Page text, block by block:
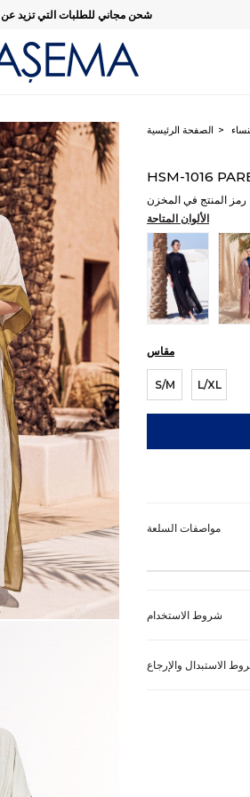
شحن مجاني للطلبات التي تزيد عن 300 دولارًا
الصفحة الرئيسية
HSM-1016
رمز المنتج في المخزن
الألوان المتاحة
مقاس
S/M L/XL
مواصفات السلعة
شروط الاستخدام
الاستبدال والإرجاع